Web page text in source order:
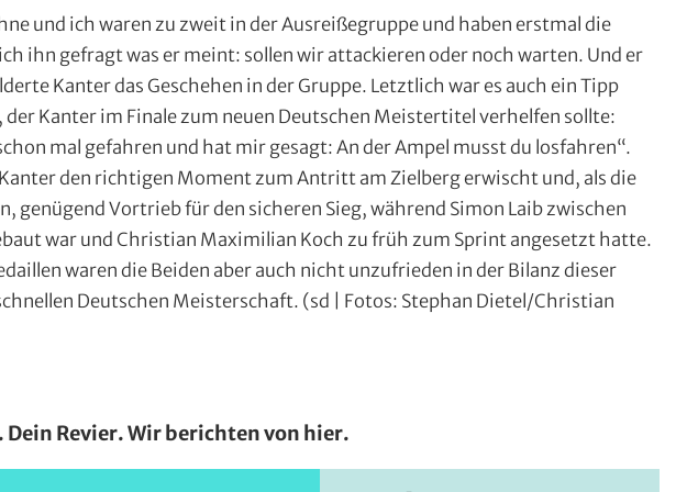
und ich waren zu zweit in der Ausreißegruppe und haben erstmal die
ihn gefragt was er meint: sollen wir attackieren oder noch warten. Und er
Kanter das Geschehen in der Gruppe. Letztlich war es auch ein Tipp
der Kanter im Finale zum neuen Deutschen Meistertitel verhelfen sollte:
mal gefahren und hat mir gesagt: An der Ampel musst du losfahren“.
den richtigen Moment zum Antritt am Zielberg erwischt und, als die
genügend Vortrieb für den sicheren Sieg, während Simon Laib zwischen
war und Christian Maximilian Koch zu früh zum Sprint angesetzt hatte.
waren die Beiden aber auch nicht unzufrieden in der Bilanz dieser
Deutschen Meisterschaft. (sd | Fotos: Stephan Dietel/Christian
Dein Revier. Wir berichten von hier.